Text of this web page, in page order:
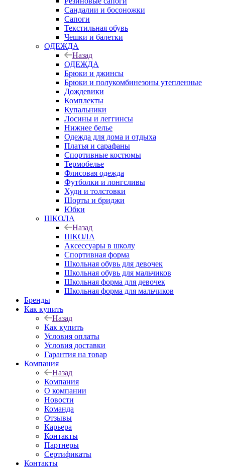
Сандалии и босоножки
Сапоги
Текстильная обувь
Чешки и балетки
ОДЕЖДА
Назад
ОДЕЖДА
Брюки и джинсы
Брюки и полукомбинезоны утепленные
Дождевики
Комплекты
Купальники
Лосины и леггинсы
Нижнее белье
Одежда для дома и отдыха
Платья и сарафаны
Спортивные костюмы
Термобелье
Флисовая одежда
Футболки и лонгсливы
Худи и толстовки
Шорты и бриджи
Юбки
ШКОЛА
Назад
ШКОЛА
Аксессуары в школу
Спортивная форма
Школьная обувь для девочек
Школьная обувь для мальчиков
Школьная форма для девочек
Школьная форма для мальчиков
Бренды
Как купить
Назад
Как купить
Условия оплаты
Условия доставки
Гарантия на товар
Компания
Назад
Компания
О компании
Новости
Команда
Отзывы
Карьера
Контакты
Партнеры
Сертификаты
Контакты